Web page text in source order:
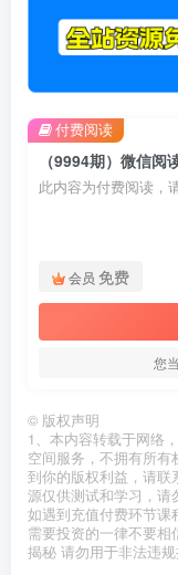
此内容为付费阅读，
会员 免费
您
付费阅读
© 版权声明
1、本内容转载于网络
空间服务，不拥有所
到你的版权利益，请联
源仅供测试和学习，请
如遇到充值付费环节课
需要投资的一律不要
揭秘 请勿用于非法违